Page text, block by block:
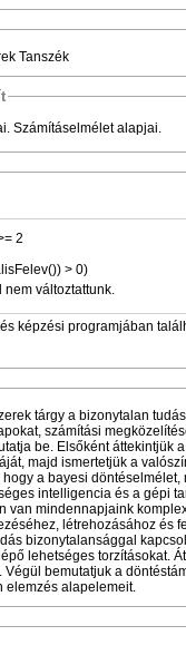
Tanszék
Számításelmélet alapjai.
, _ ) >= 2
> 0)
nem változtattunk.
képzési programjában
tárgy a bizonytalan
számítási
be. Elsőként áttekintjük
majd ismertetjük a
a bayesi döntéselmélet,
intelligencia és a gépi
van mindennapjaink
létrehozásához és
bizonytalansággal
lehetséges torzításokat.
bemutatjuk a
elemzés alapelemeit.